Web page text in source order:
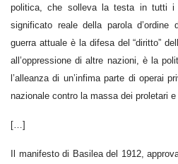
politica, che solleva la testa in tutti i
significato reale della parola d’ordine
guerra attuale è la difesa del “diritto”
all’oppressione di altre nazioni, è la
l’alleanza di un’infima parte di operai
nazionale contro la massa dei proletari
[…]
Il manifesto di Basilea del 1912,